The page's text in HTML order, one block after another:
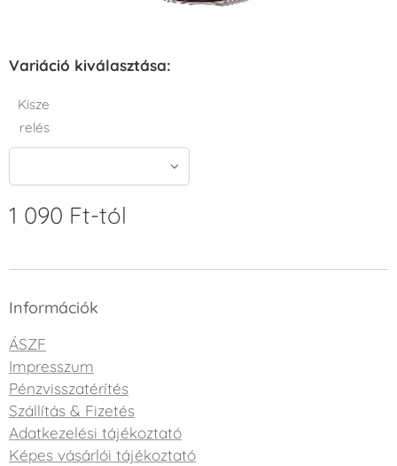
Variáció kiválasztása:
Kisze
relés
1 090 Ft-tól
Információk
ÁSZF
Impresszum
Pénzvisszatérítés
Szállítás & Fizetés
Adatkezelési tájékoztató
Képes vásárlói tájékoztató